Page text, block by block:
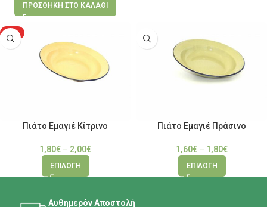
ΠΡΟΣΘΉΚΗ ΣΤΟ ΚΑΛΆΘΙ
HOT
Πιάτο Εμαγιέ Κίτρινο
1,80€ – 2,00€
ΕΠΙΛΟΓΉ
Πιάτο Εμαγιέ Πράσινο
1,60€ – 1,80€
ΕΠΙΛΟΓΉ
Αυθημερόν Αποστολή